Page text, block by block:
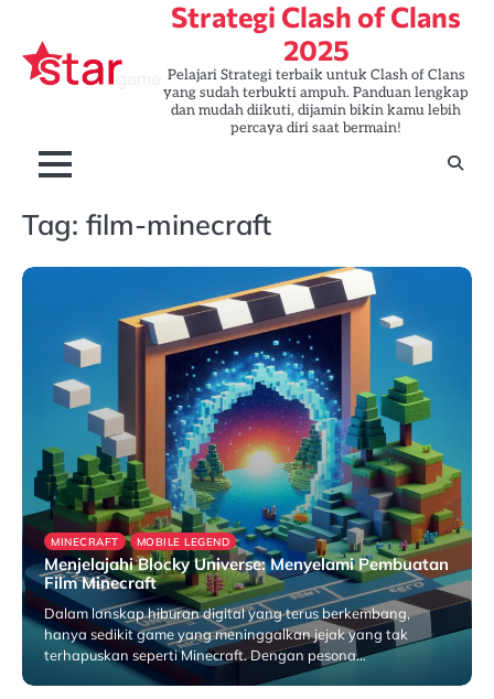
content
Strategi Clash of Clans
2025
Pelajari Strategi terbaik untuk Clash of Clans
yang sudah terbukti ampuh. Panduan lengkap
dan mudah diikuti, dijamin bikin kamu lebih
percaya diri saat bermain!
Tag: film-minecraft
MINECRAFT MOBILE LEGEND
Menjelajahi Blocky Universe: Menyelami Pembuatan
Film Minecraft
Dalam lanskap hiburan digital yang terus berkembang,
hanya sedikit game yang meninggalkan jejak yang tak
terhapuskan seperti Minecraft. Dengan pesona…
February 15, 2026